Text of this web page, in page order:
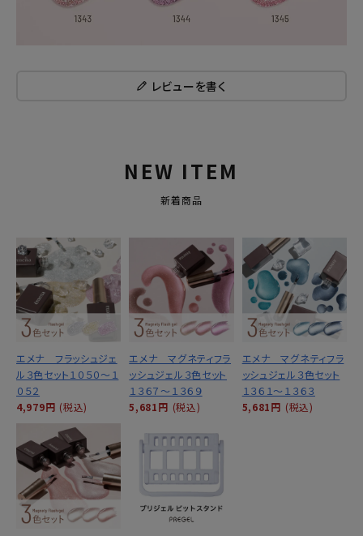
レビューを書く
NEW ITEM
新着商品
エメナ フラッシュジェ
ル３色セット１０５０～１
０５２
4,979円 (税込)
エメナ マグネティフラ
ッシュジェル３色セット
１３６７～１３６９
5,681円 (税込)
エメナ マグネティフラ
ッシュジェル３色セット
１３６１～１３６３
5,681円 (税込)